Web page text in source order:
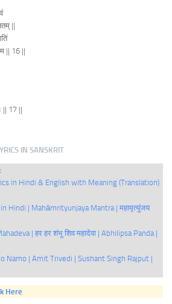
||
|| 16 ||
|| 17 ||
IN SANSKRIT
in Hindi & English with Meaning (Translation)
Hindi | Mahāmrityunjaya Mantra | महामृत्युंजय
| हर हर शंभू शिव महादेवा | Abhilipsa Panda |
Namo | Amit Trivedi | Sushant Singh Rajput |
Here